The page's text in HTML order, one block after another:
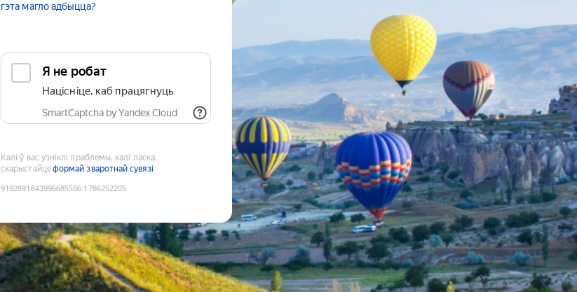
гэта магло адбыцца?
Я не робат
Націсніце, каб працягнуць
SmartCaptcha by Yandex Cloud
Калі ў вас узніклі праблемы, калі ласка,
скарыстайцеформай зваротнай сувязі
9192891843996685586:1786252205